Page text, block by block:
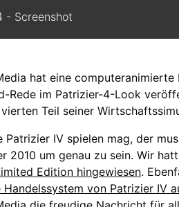
- Screenshot
hat eine
Rede im Patrizier-4-Look
Teil seiner
Patrizier IV spielen mag, der
2010 um genau zu sein. Wir
Edition hingewiesen.
Handelssystem von Patrizier IV